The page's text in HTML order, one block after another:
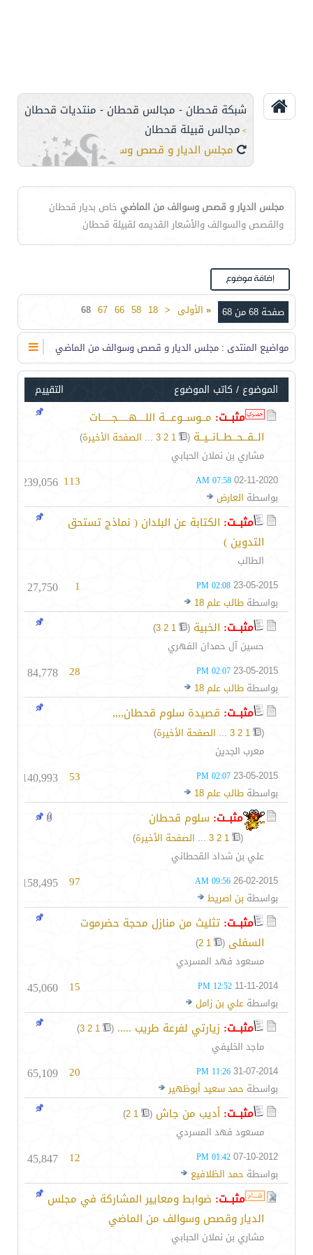
شبكة قحطان - مجالس قحطان - منتديات قحطان
> مجالس قبيلة قحطان
مجلس الديار و قصص وسوالف من الماضي
مجلس الديار و قصص وسوالف من الماضي خاص بديار قحطان
والقصص والسوالف والأشعار القديمه لقبيلة قحطان
صفحة 68 من 68 « الأولى <
18
58
66
67
68
مواضيع المنتدى : مجلس الديار و قصص وسوالف من الماضي
التقييم الموضوع / كاتب الموضوع
مثبــت: مــوســوعـــة اللــــهـــــجـــــات
الــقــحــطــانــيــة (
1
2
3
... الصفحة الأخيرة)
مشاري بن نملان الحبابي
02-11-2020
07:58 AM
بواسطة العارض
113
239,056
مثبــت: الكتابة عن البلدان ( نماذج تستحق
التدوين )
الطالب
23-05-2015
02:08 PM
بواسطة طالب علم 18
1
27,750
مثبــت: الخبية (
1
2
3
)
حسين آل حمدان الفهري
23-05-2015
02:07 PM
بواسطة طالب علم 18
28
84,778
مثبــت: قصيدة سلوم قحطان,,,,
(
1
2
3
... الصفحة الأخيرة)
معرب الجدين
23-05-2015
02:07 PM
بواسطة طالب علم 18
53
140,993
مثبــت: سلوم قحطان
(
1
2
3
... الصفحة الأخيرة)
علي بن شداد القحطاني
26-02-2015
09:56 AM
بواسطة بن اصريط
97
158,495
مثبــت: تثليث من منازل محجة حضرموت
السفلى (
1
2
)
مسعود فهد المسردي
11-11-2014
12:52 PM
بواسطة علي بن زامل
15
45,060
مثبــت: زيارتي لفرعة طريب ..... (
1
2
3
)
ماجد الخليفي
31-07-2014
11:26 PM
بواسطة حمد سعيد أبوظهير
20
65,109
مثبــت: أديب من جاش (
1
2
)
مسعود فهد المسردي
07-10-2012
01:42 PM
بواسطة حمد الظلافيع
12
45,847
مثبــت: ضوابط ومعايير المشاركة في مجلس
الديار وقصص وسوالف من الماضي
مشاري بن نملان الحبابي